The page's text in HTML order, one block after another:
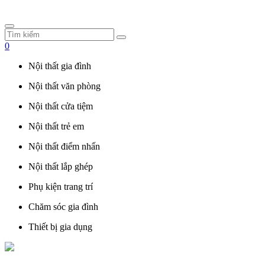
0
Nội thất gia đình
Nội thất văn phòng
Nội thất cửa tiệm
Nội thất trẻ em
Nội thất điểm nhấn
Nội thất lắp ghép
Phụ kiện trang trí
Chăm sóc gia đình
Thiết bị gia dụng